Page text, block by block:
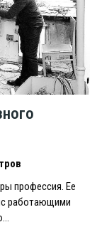
профессия. Eе
работающими